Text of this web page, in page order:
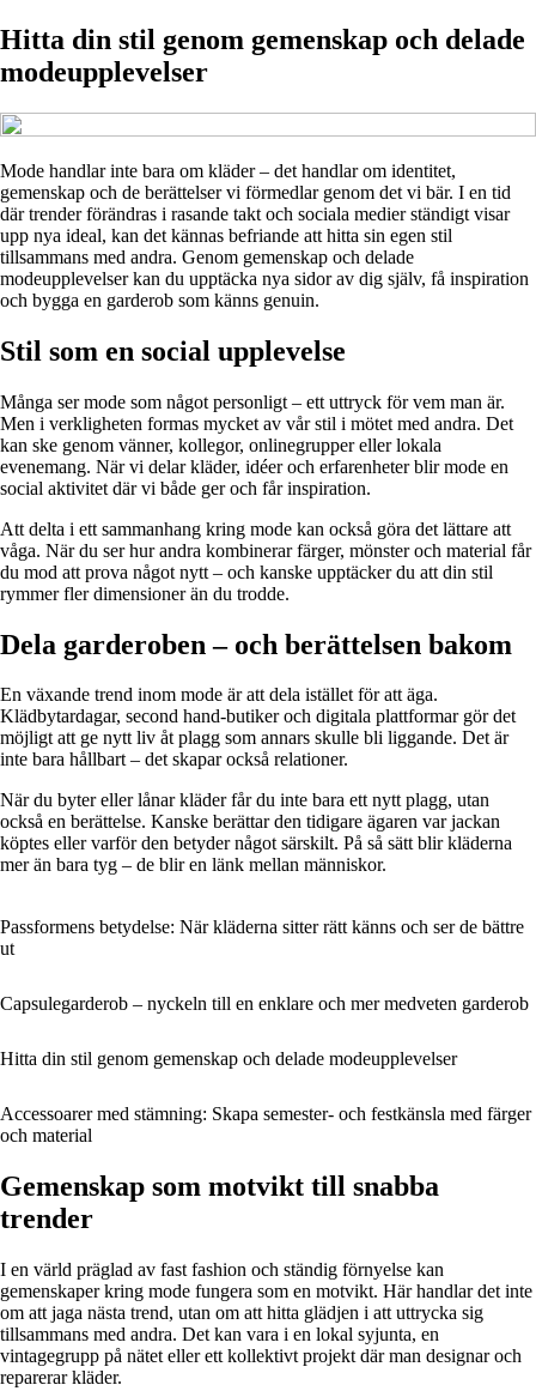
Hitta din stil genom gemenskap och delade
modeupplevelser
Mode handlar inte bara om kläder – det handlar om identitet,
gemenskap och de berättelser vi förmedlar genom det vi bär. I en tid
där trender förändras i rasande takt och sociala medier ständigt visar
upp nya ideal, kan det kännas befriande att hitta sin egen stil
tillsammans med andra. Genom gemenskap och delade
modeupplevelser kan du upptäcka nya sidor av dig själv, få inspiration
och bygga en garderob som känns genuin.
Stil som en social upplevelse
Många ser mode som något personligt – ett uttryck för vem man är.
Men i verkligheten formas mycket av vår stil i mötet med andra. Det
kan ske genom vänner, kollegor, onlinegrupper eller lokala
evenemang. När vi delar kläder, idéer och erfarenheter blir mode en
social aktivitet där vi både ger och får inspiration.
Att delta i ett sammanhang kring mode kan också göra det lättare att
våga. När du ser hur andra kombinerar färger, mönster och material får
du mod att prova något nytt – och kanske upptäcker du att din stil
rymmer fler dimensioner än du trodde.
Dela garderoben – och berättelsen bakom
En växande trend inom mode är att dela istället för att äga.
Klädbytardagar, second hand-butiker och digitala plattformar gör det
möjligt att ge nytt liv åt plagg som annars skulle bli liggande. Det är
inte bara hållbart – det skapar också relationer.
När du byter eller lånar kläder får du inte bara ett nytt plagg, utan
också en berättelse. Kanske berättar den tidigare ägaren var jackan
köptes eller varför den betyder något särskilt. På så sätt blir kläderna
mer än bara tyg – de blir en länk mellan människor.
Passformens betydelse: När kläderna sitter rätt känns och ser de bättre
ut
Capsulegarderob – nyckeln till en enklare och mer medveten garderob
Hitta din stil genom gemenskap och delade modeupplevelser
Accessoarer med stämning: Skapa semester- och festkänsla med färger
och material
Gemenskap som motvikt till snabba
trender
I en värld präglad av fast fashion och ständig förnyelse kan
gemenskaper kring mode fungera som en motvikt. Här handlar det inte
om att jaga nästa trend, utan om att hitta glädjen i att uttrycka sig
tillsammans med andra. Det kan vara i en lokal syjunta, en
vintagegrupp på nätet eller ett kollektivt projekt där man designar och
reparerar kläder.